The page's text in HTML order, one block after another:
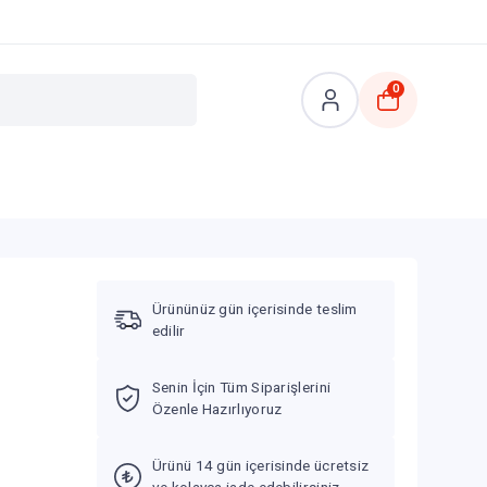
0
Ürününüz gün içerisinde teslim
edilir
Senin İçin Tüm Siparişlerini
Özenle Hazırlıyoruz
Ürünü 14 gün içerisinde ücretsiz